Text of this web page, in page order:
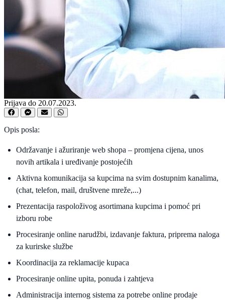
Prijava do 20.07.2023.
Opis posla:
Održavanje i ažuriranje web shopa – promjena cijena, unos
novih artikala i uređivanje postojećih
Aktivna komunikacija sa kupcima na svim dostupnim kanalima,
(chat, telefon, mail, društvene mreže,...)
Prezentacija raspoloživog asortimana kupcima i pomoć pri
izboru robe
Procesiranje online narudžbi, izdavanje faktura, priprema naloga
za kurirske službe
Koordinacija za reklamacije kupaca
Procesiranje online upita, ponuda i zahtjeva
Administracija internog sistema za potrebe online prodaje